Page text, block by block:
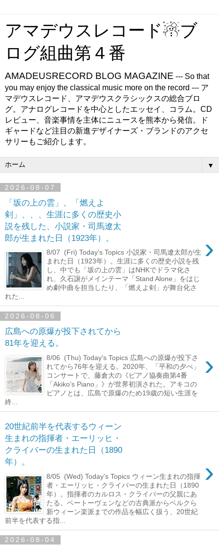
アマデウスレコード☃ブ
ログ組曲第４番
AMADEUSRECORD BLOG MAGAZINE --- So that
you may enjoy the classical music more on the record --- ア
マデウスレコード、アマデウスクラシックスの総合ブロ
グ。アナログレコードを中心としたエッセイ、コラム。CD
レビュー、音楽事情を主体にニュースを熊本から発信。ド
ギャードなど注目の新進デザイナーズ・ブランドのアクセ
サリーもご紹介します。
▼
2026-08-07
「坂の上の雲」、「燃えよ
剣」、、、生涯に多くの歴史小
説を残した、小説家・司馬遼太
郎が生まれた日（1923年）。
›
8/07 (Fri) Today's Topics 小説家・司馬遼太郎が生
まれた日（1923年）。生涯に多くの歴史小説を残
し、中でも「坂の上の雲」はNHKでドラマ化さ
れ、久石譲がメインテーマ「Stand Alone」をはじ
め劇中曲を担当したり、「燃えよ剣」が舞台化さ
れた...
2026-08-06
広島への原爆が投下されてから
81年を迎える。
›
8/06 (Thu) Today's Topics 広島への原爆が投下さ
れてから76年を迎える。2020年、「平和の夕べ」
コンサートで、藤倉大の《ピアノ協奏曲第4番
「Akiko’s Piano」》が世界初演された。アキコの
ピアノとは、広島で原爆のため19歳の短い生涯を
終...
20世紀前半を代表するウィーン
生まれの指揮者・エーリッヒ・
クライバーの生まれた日（1890
年）。
›
8/05 (Wed) Today's Topics ウィーン生まれの指揮
者・エーリッヒ・クライバーの生まれた日（1890
年）。指揮者のカルロス・クライバーの父親にあ
たる。ベートーヴェンなどの古典派からベルクら
新ウィーン楽派までの作品を幅広く扱う、20世紀
前半を代表する指...
2026-08-04